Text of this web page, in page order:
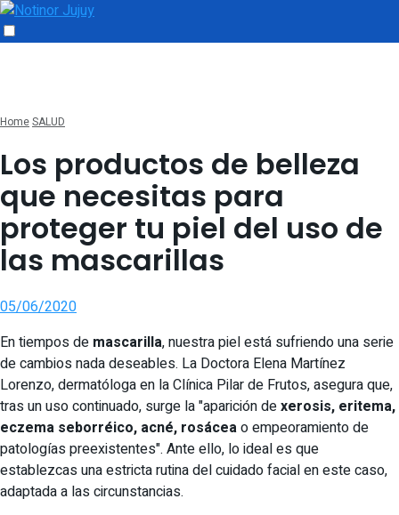
HomeSALUD
Los productos de belleza
que necesitas para
proteger tu piel del uso de
las mascarillas
05/06/2020
En tiempos de mascarilla, nuestra piel está sufriendo una serie
de cambios nada deseables. La Doctora Elena Martínez
Lorenzo, dermatóloga en la Clínica Pilar de Frutos, asegura que,
tras un uso continuado, surge la "aparición dexerosis, eritema,
eczema seborréico, acné, rosáceao empeoramiento de
patologías preexistentes". Ante ello, lo ideal es que
establezcas una estricta rutina del cuidado facial en este caso,
adaptada a las circunstancias.